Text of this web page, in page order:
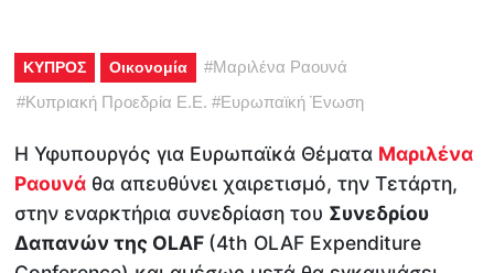
ΚΥΠΡΟΣ Οικονομία #Μαριλένα Ραουνά
#Κυπριακή Προεδρία Ε.Ε. #Ευρωπαϊκή Ένωση
H Υφυπουργός για Ευρωπαϊκά Θέματα Μαριλένα
Ραουνά θα απευθύνει χαιρετισμό, την Τετάρτη,
στην εναρκτήρια συνεδρίαση του Συνεδρίου
Δαπανών της OLAF (4th OLAF Expenditure